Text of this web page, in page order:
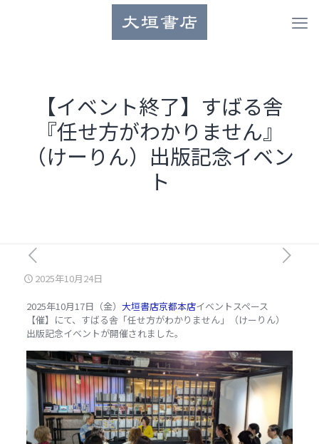
【イベント終了】すばる舎
『任せ方がわかりません』
（けーりん）出版記念イベン
ト
2025年10月24日
2025年10月17日（金） 大垣書店京都本店イベントスペース
【催】にて、すばる舎「任せ方がわかりません」（けーりん）
出版記念イベントが開催されました。